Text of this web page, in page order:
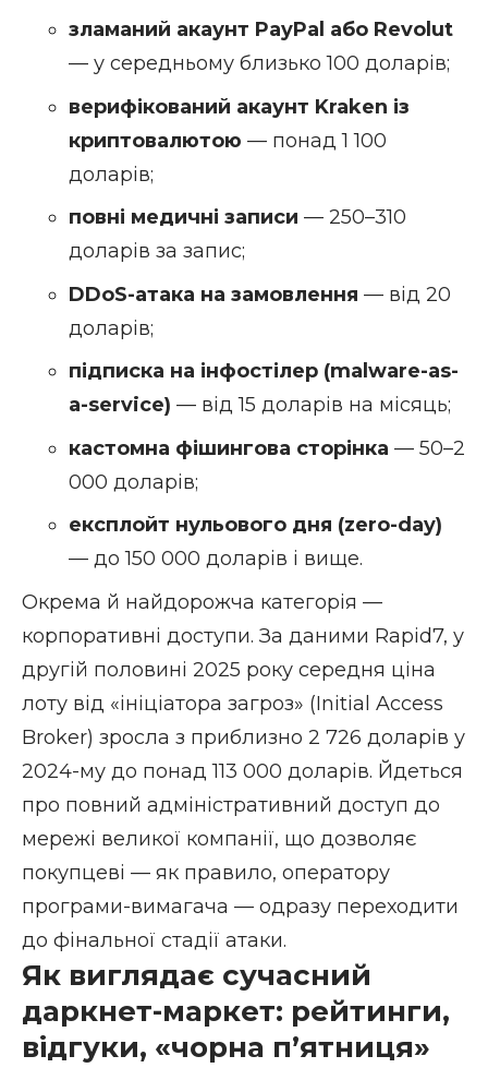
зламаний акаунт PayPal або Revolut
— у середньому близько 100 доларів;
верифікований акаунт Kraken із
криптовалютою — понад 1 100
доларів;
повні медичні записи — 250–310
доларів за запис;
DDoS-атака на замовлення — від 20
доларів;
підписка на інфостілер (malware-as-
a-service) — від 15 доларів на місяць;
кастомна фішингова сторінка — 50–2
000 доларів;
експлойт нульового дня (zero-day)
— до 150 000 доларів і вище.
Окрема й найдорожча категорія —
корпоративні доступи. За даними Rapid7, у
другій половині 2025 року середня ціна
лоту від «ініціатора загроз» (Initial Access
Broker) зросла з приблизно 2 726 доларів у
2024-му до понад 113 000 доларів. Йдеться
про повний адміністративний доступ до
мережі великої компанії, що дозволяє
покупцеві — як правило, оператору
програми-вимагача — одразу переходити
до фінальної стадії атаки.
Як виглядає сучасний
даркнет-маркет: рейтинги,
відгуки, «чорна п’ятниця»